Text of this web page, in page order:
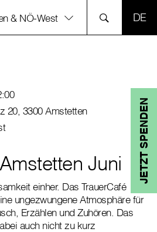
& NÖ-West
JETZT SPENDEN
20, 3300 Amstetten
Juni
einher. Das TrauerCafé
ungezwungene Atmosphäre für
Erzählen und Zuhören. Das
auch nicht zu kurz